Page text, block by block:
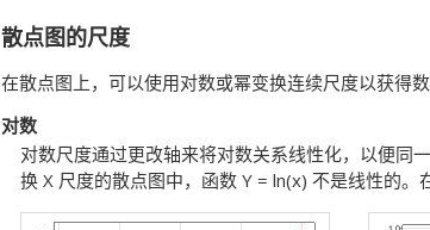
散点图的尺度
在散点图上，可以使用对数或幂变换连续尺度以获得数
对数
对数尺度通过更改轴来将对数关系线性化，以便同
换 X 尺度的散点图中，函数 Y = ln(x) 不是线性的。